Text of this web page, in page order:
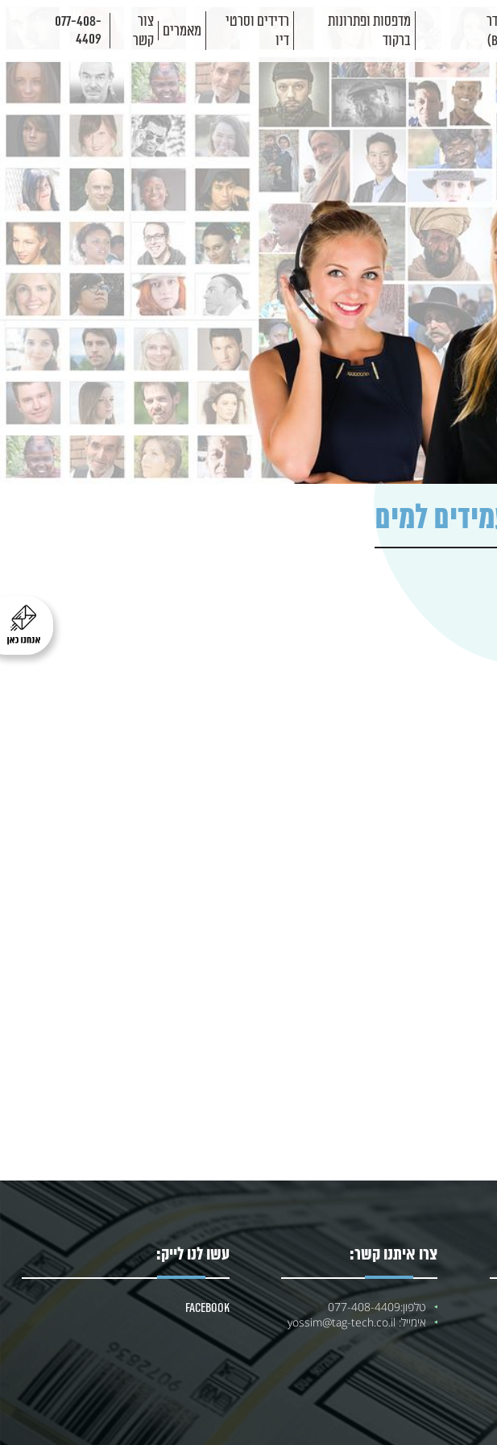
מדפסות ופתרונות
ברקוד
רדידים וסרטי
דיו
מאמרים
צור
קשר
077-408-
4409
למים
צרו איתנו קשר:
טלפון:077-408-4409
אימייל: yossim@tag-tech.co.il
עשו לנו לייק:
Facebook